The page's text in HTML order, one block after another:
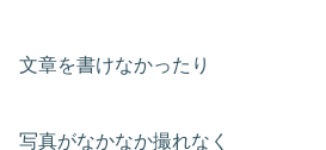
文章を書けなかったり
写真がなかなか撮れなく